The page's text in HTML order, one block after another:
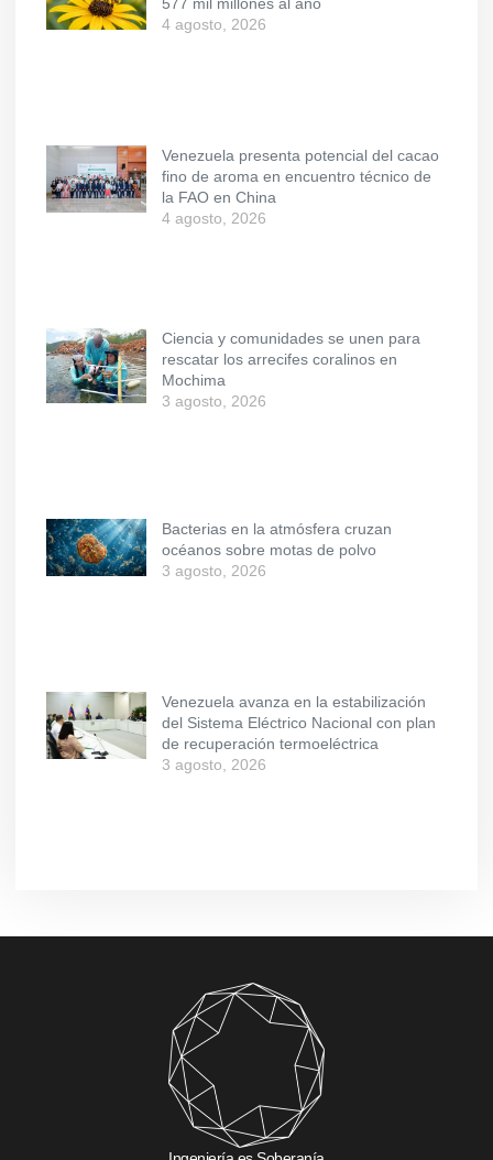
4 agosto, 2026
Venezuela presenta potencial del cacao
fino de aroma en encuentro técnico de
la FAO en China
4 agosto, 2026
Ciencia y comunidades se unen para
rescatar los arrecifes coralinos en
Mochima
3 agosto, 2026
Bacterias en la atmósfera cruzan
océanos sobre motas de polvo
3 agosto, 2026
Venezuela avanza en la estabilización
del Sistema Eléctrico Nacional con plan
de recuperación termoeléctrica
3 agosto, 2026